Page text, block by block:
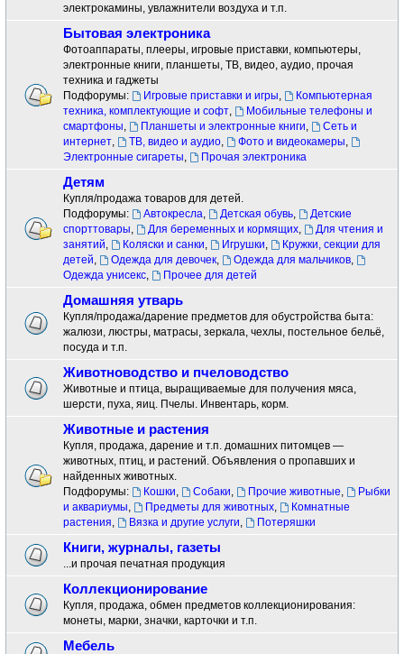
электрокамины, увлажнители воздуха и т.п.
Бытовая электроника
Фотоаппараты, плееры, игровые приставки, компьютеры,
электронные книги, планшеты, ТВ, видео, аудио, прочая
техника и гаджеты
Подфорумы:
Игровые приставки и игры,
Компьютерная
техника, комплектующие и софт,
Мобильные телефоны и
смартфоны, Планшеты и электронные книги,
Сеть и
интернет, ТВ, видео и аудио, Фото и видеокамеры,
Электронные сигареты, Прочая электроника
Детям
Купля/продажа товаров для детей.
Подфорумы:
Автокресла, Детская обувь,
Детские
спорттовары, Для беременных и кормящих,
Для чтения и
занятий, Коляски и санки, Игрушки,
Кружки, секции для
детей, Одежда для девочек, Одежда для мальчиков,
Одежда унисекс, Прочее для детей
Домашняя утварь
Купля/продажа/дарение предметов для обустройства быта:
жалюзи, люстры, матрасы, зеркала, чехлы, постельное бельё,
посуда и т.п.
Животноводство и пчеловодство
Животные и птица, выращиваемые для получения мяса,
шерсти, пуха, яиц. Пчелы. Инвентарь, корм.
Животные и растения
Купля, продажа, дарение и т.п. домашних питомцев —
животных, птиц, и растений. Объявления о пропавших и
найденных животных.
Подфорумы:
Кошки, Собаки, Прочие животные,
Рыбки
и аквариумы, Предметы для животных,
Комнатные
растения, Вязка и другие услуги, Потеряшки
Книги, журналы, газеты
...и прочая печатная продукция
Коллекционирование
Купля, продажа, обмен предметов коллекционирования:
монеты, марки, значки, карточки и т.п.
Мебель